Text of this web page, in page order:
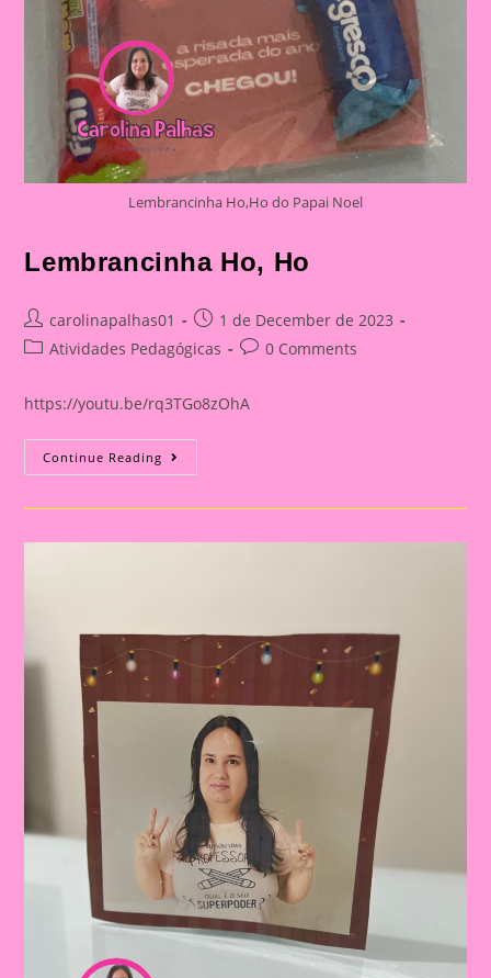
Lembrancinha Ho,Ho do Papai Noel
Lembrancinha Ho, Ho
Post
author:
carolinapalhas01
Post
published:
1 de December de 2023
PostAtividades Pedagógicas
Post0 Comments
https://youtu.be/rq3TGo8zOhA
Continue Reading Lembrancinha
Ho,